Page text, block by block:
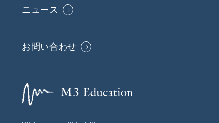
ニュース
お問い合わせ